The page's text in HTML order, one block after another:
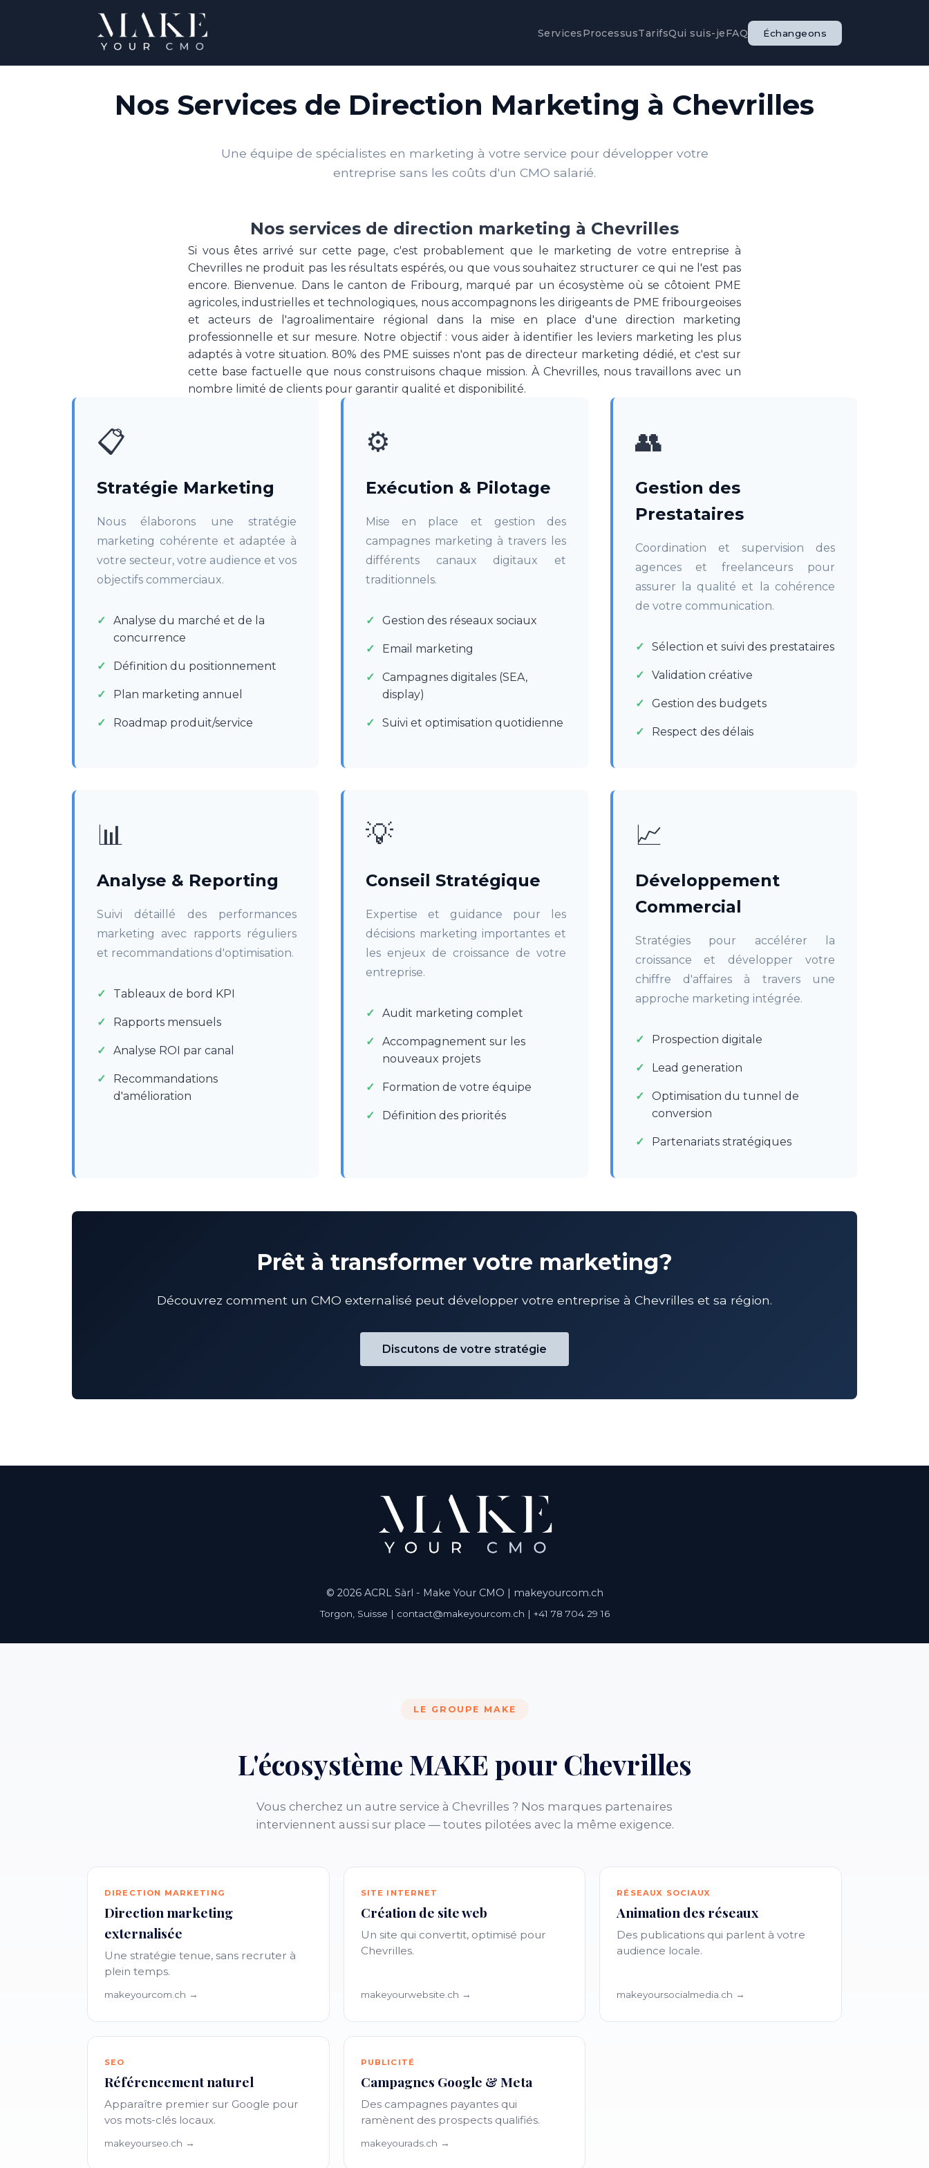
ServicesProcessusTarifsQui suis-jeFAQ Échangeons
Nos Services de Direction Marketing à Chevrilles
Une équipe de spécialistes en marketing à votre service pour développer votre
entreprise sans les coûts d'un CMO salarié.
Nos services de direction marketing à Chevrilles
Si vous êtes arrivé sur cette page, c'est probablement que le marketing de votre entreprise à
Chevrilles ne produit pas les résultats espérés, ou que vous souhaitez structurer ce qui ne l'est pas
encore. Bienvenue. Dans le canton de Fribourg, marqué par un écosystème où se côtoient PME
agricoles, industrielles et technologiques, nous accompagnons les dirigeants de PME fribourgeoises
et acteurs de l'agroalimentaire régional dans la mise en place d'une direction marketing
professionnelle et sur mesure. Notre objectif : vous aider à identifier les leviers marketing les plus
adaptés à votre situation. 80% des PME suisses n'ont pas de directeur marketing dédié, et c'est sur
cette base factuelle que nous construisons chaque mission. À Chevrilles, nous travaillons avec un
nombre limité de clients pour garantir qualité et disponibilité.
📋
Stratégie Marketing
Nous élaborons une stratégie
marketing cohérente et adaptée à
votre secteur, votre audience et vos
objectifs commerciaux.
Analyse du marché et de la
concurrence
Définition du positionnement
Plan marketing annuel
Roadmap produit/service
⚙️
Exécution & Pilotage
Mise en place et gestion des
campagnes marketing à travers les
différents canaux digitaux et
traditionnels.
Gestion des réseaux sociaux
Email marketing
Campagnes digitales (SEA,
display)
Suivi et optimisation quotidienne
👥
Gestion des
Prestataires
Coordination et supervision des
agences et freelanceurs pour
assurer la qualité et la cohérence
de votre communication.
Sélection et suivi des prestataires
Validation créative
Gestion des budgets
Respect des délais
📊
Analyse & Reporting
Suivi détaillé des performances
marketing avec rapports réguliers
et recommandations d'optimisation.
Tableaux de bord KPI
Rapports mensuels
Analyse ROI par canal
Recommandations
d'amélioration
💡
Conseil Stratégique
Expertise et guidance pour les
décisions marketing importantes et
les enjeux de croissance de votre
entreprise.
Audit marketing complet
Accompagnement sur les
nouveaux projets
Formation de votre équipe
Définition des priorités
📈
Développement
Commercial
Stratégies pour accélérer la
croissance et développer votre
chiffre d'affaires à travers une
approche marketing intégrée.
Prospection digitale
Lead generation
Optimisation du tunnel de
conversion
Partenariats stratégiques
Prêt à transformer votre marketing?
Découvrez comment un CMO externalisé peut développer votre entreprise à Chevrilles et sa région.
Discutons de votre stratégie
© 2026 ACRL Sàrl - Make Your CMO | makeyourcom.ch
Torgon, Suisse | contact@makeyourcom.ch | +41 78 704 29 16
LE GROUPE MAKE
L'écosystème MAKE pour Chevrilles
Vous cherchez un autre service à Chevrilles ? Nos marques partenaires
interviennent aussi sur place — toutes pilotées avec la même exigence.
DIRECTION MARKETING
Direction marketing
externalisée
Une stratégie tenue, sans recruter à
plein temps.
makeyourcom.ch →
SITE INTERNET
Création de site web
Un site qui convertit, optimisé pour
Chevrilles.
makeyourwebsite.ch →
RÉSEAUX SOCIAUX
Animation des réseaux
Des publications qui parlent à votre
audience locale.
makeyoursocialmedia.ch →
SEO
Référencement naturel
Apparaître premier sur Google pour
vos mots-clés locaux.
makeyourseo.ch →
PUBLICITÉ
Campagnes Google & Meta
Des campagnes payantes qui
ramènent des prospects qualifiés.
makeyourads.ch →